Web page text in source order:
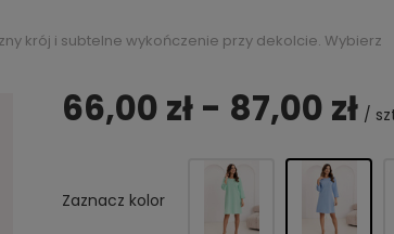
krój i subtelne wykończenie przy dekolcie. Wybierz
66,00 zł - 87,00 zł /
Zaznacz kolor